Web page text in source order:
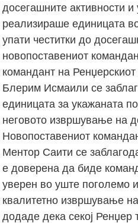
досегашните активности и
реализираше единицата
упати честитки до
новопоставениот
командант на
Блерим Исмаили се
единицата за укажаната
неговото извршување на
Новопоставениот
Ментор Саити се
е доверена да биде
уверен во уште поголемо
квалитетно извршување
додаде дека секој